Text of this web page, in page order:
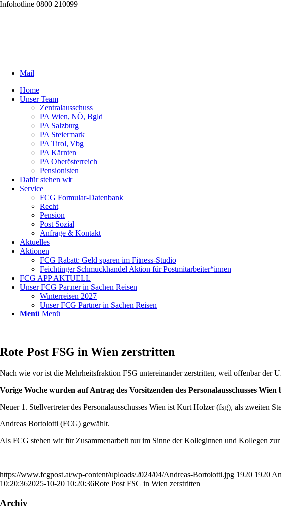
Infohotline 0800 210099
Mail
Home
Unser Team
Zentralausschuss
PA Wien, NÖ, Bgld
PA Salzburg
PA Steiermark
PA Tirol, Vbg
PA Kärnten
PA Oberösterreich
Pensionisten
Dafür stehen wir
Service
FCG Formular-Datenbank
Recht
Pension
Post Sozial
Anfrage & Kontakt
Aktuelles
Aktionen
FCG Rabatt: Geld sparen im Fitness-Studio
Feichtinger Schmuckhandel Aktion für Postmitarbeiter*innen
FCG APP AKTUELL
Unser FCG Partner in Sachen Reisen
Winterreisen 2027
Unser FCG Partner in Sachen Reisen
Menü Menü
Rote Post FSG in Wien zerstritten
Nach wie vor ist die Mehrheitsfraktion FSG untereinander zerstritten, weil offenbar der
Vorige Woche wurden auf Antrag des Vorsitzenden des Personalausschusses
Neuer 1. Stellvertreter des Personalausschusses Wien ist Kurt Holzer (fsg), als zweiten
Andreas Bortolotti (FCG) gewählt.
Als FCG stehen wir für Zusammenarbeit nur im Sinne der Kolleginnen und Kollegen
https://www.fcgpost.at/wp-content/uploads/2024/04/Andreas-Bortolotti.jpg 1920 1920
10:20:362025-10-20 10:20:36Rote Post FSG in Wien zerstritten
Archiv